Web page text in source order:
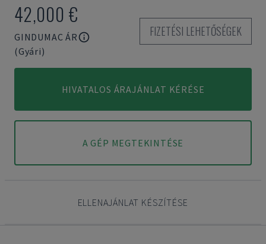
42,000 €
GINDUMAC ÁR
(Gyári)
FIZETÉSI LEHETŐSÉGEK
HIVATALOS ÁRAJÁNLAT KÉRÉSE
A GÉP MEGTEKINTÉSE
ELLENAJÁNLAT KÉSZÍTÉSE